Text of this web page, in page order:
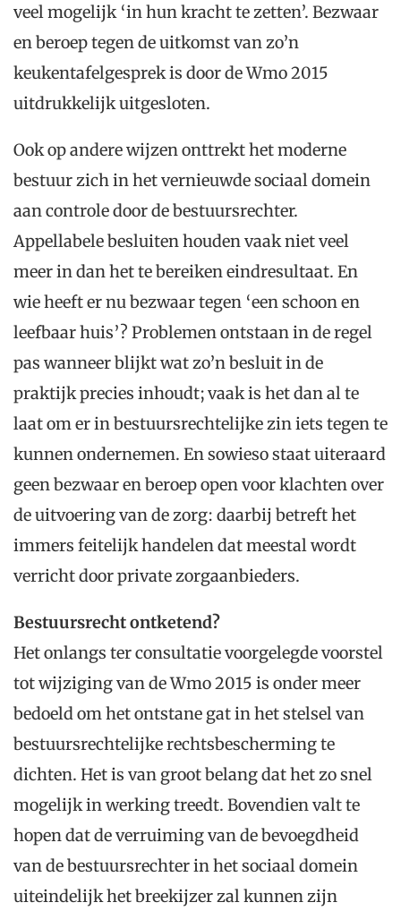
veel mogelijk ‘in hun kracht te zetten’. Bezwaar
en beroep tegen de uitkomst van zo’n
keukentafelgesprek is door de Wmo 2015
uitdrukkelijk uitgesloten.
Ook op andere wijzen onttrekt het moderne
bestuur zich in het vernieuwde sociaal domein
aan controle door de bestuursrechter.
Appellabele besluiten houden vaak niet veel
meer in dan het te bereiken eindresultaat. En
wie heeft er nu bezwaar tegen ‘een schoon en
leefbaar huis’? Problemen ontstaan in de regel
pas wanneer blijkt wat zo’n besluit in de
praktijk precies inhoudt; vaak is het dan al te
laat om er in bestuursrechtelijke zin iets tegen te
kunnen ondernemen. En sowieso staat uiteraard
geen bezwaar en beroep open voor klachten over
de uitvoering van de zorg: daarbij betreft het
immers feitelijk handelen dat meestal wordt
verricht door private zorgaanbieders.
Bestuursrecht ontketend?
Het onlangs ter consultatie voorgelegde voorstel
tot wijziging van de Wmo 2015 is onder meer
bedoeld om het ontstane gat in het stelsel van
bestuursrechtelijke rechtsbescherming te
dichten. Het is van groot belang dat het zo snel
mogelijk in werking treedt. Bovendien valt te
hopen dat de verruiming van de bevoegdheid
van de bestuursrechter in het sociaal domein
uiteindelijk het breekijzer zal kunnen zijn